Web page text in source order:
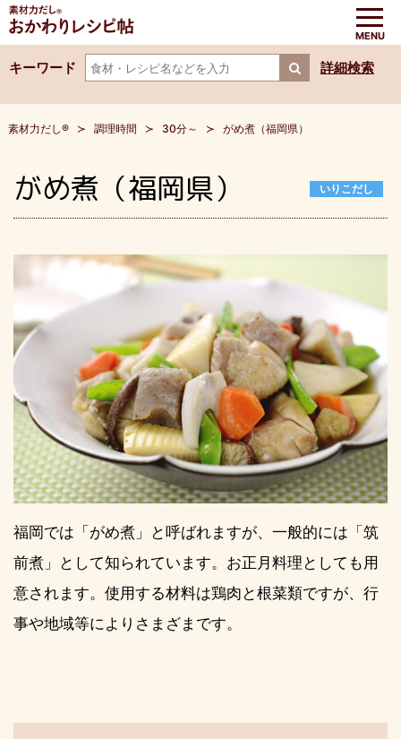
キーワード 詳細検索
素材力だし® 調理時間 30分～ がめ煮（福岡県）
がめ煮（福岡県） いりこだし
福岡では「がめ煮」と呼ばれますが、一般的には「筑
前煮」として知られています。お正月料理としても用
意されます。使用する材料は鶏肉と根菜類ですが、行
事や地域等によりさまざまです。